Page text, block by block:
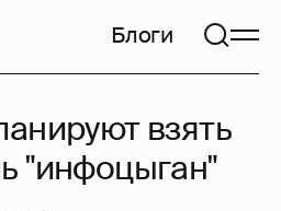
Блоги
взять
"инфоцыган"